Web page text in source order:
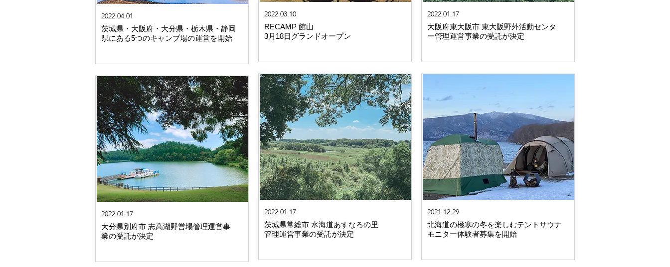
2022.04.01
茨城県・大阪府・大分県・栃木県・静岡
県にある5つのキャンプ場の運営を開始
2022.01.17
​大分県別府市 志高湖野営場管理運営事
業の受託が決定
2022.03.10
RECAMP 館山
3月18日グランドオープン
2022.01.17
​茨城県常総市 水海道あすなろの里
管理運営事業の受託が決定
2022.01.17
大阪府東大阪市 東大阪野外活動センタ
ー管理運営事業の受託が決定
2021.12.29
北海道の極寒の冬を楽しむテントサウナ
モニター体験者募集を開始